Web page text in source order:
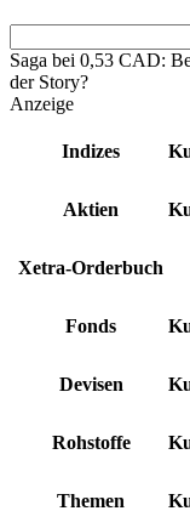
Saga bei 0,53 CAD:
der Story?
Anzeige
Indizes
Aktien
Xetra-Orderbuch
Fonds
Devisen
Rohstoffe
Themen